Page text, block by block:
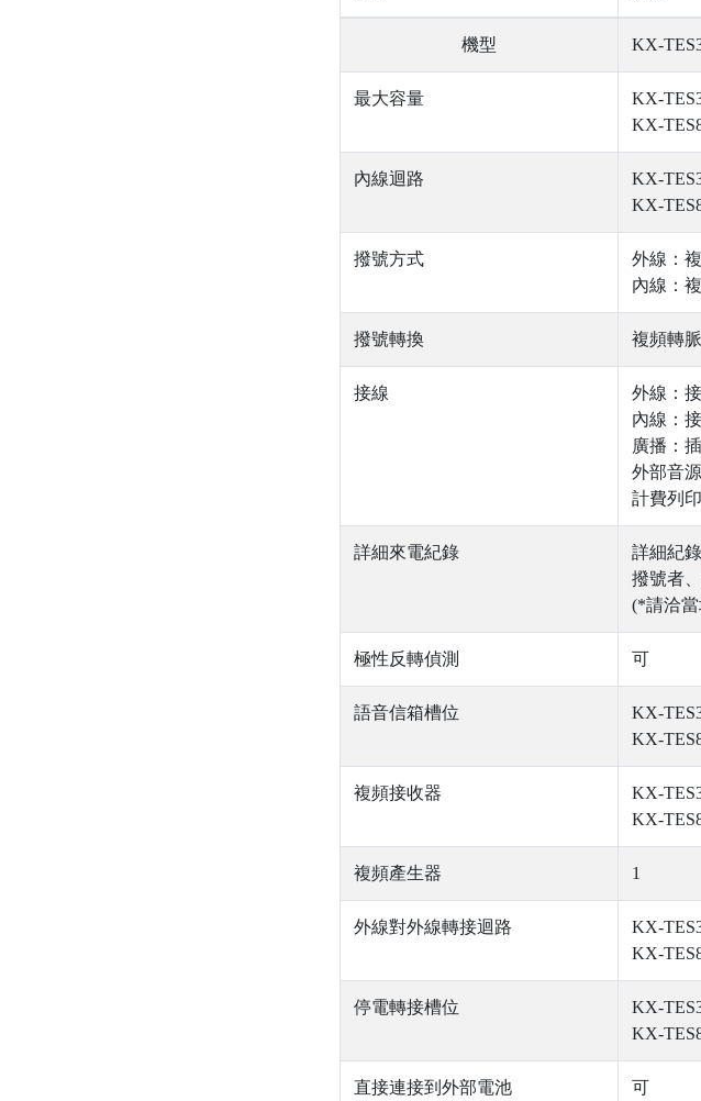
機型 KX-
最大容量
KX-
KX-
內線迴路
KX-
KX-
撥號方式
外線：
內線：
撥號轉換 複頻轉
接線
外線：
內線：
廣播：
外部音
計費列
詳細來電紀錄
詳細紀
撥號者
(*請洽
極性反轉偵測 可
語音信箱槽位
KX-
KX-
複頻接收器
KX-
KX-
複頻產生器 1
外線對外線轉接迴路
KX-
KX-
停電轉接槽位
KX-
KX-
直接連接到外部電池 可